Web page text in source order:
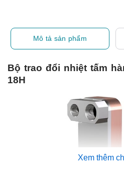
Mô tả sản phẩm
Bộ trao đổi nhiệt tấm
18H
Xem thêm